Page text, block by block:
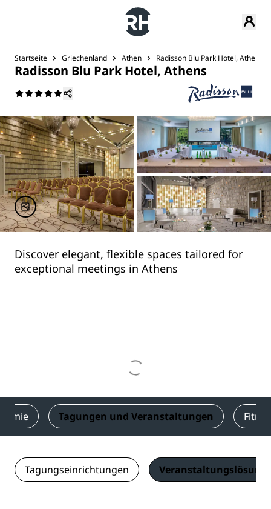
Startseite Griechenland Athen Radisson Blu Park Hotel, Athens
Radisson Blu Park Hotel, Athens
Discover elegant, flexible spaces tailored for
exceptional meetings in Athens
Tagungen und Veranstaltungen
Tagungseinrichtungen